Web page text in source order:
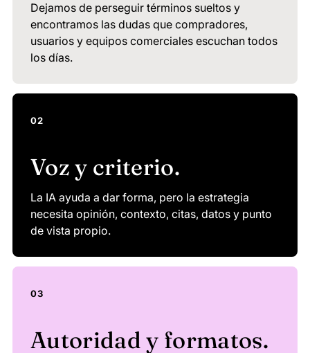
Dejamos de perseguir términos sueltos y
encontramos las dudas que compradores,
usuarios y equipos comerciales escuchan todos
los días.
02
Voz y criterio.
La IA ayuda a dar forma, pero la estrategia
necesita opinión, contexto, citas, datos y punto
de vista propio.
03
Autoridad y formatos.